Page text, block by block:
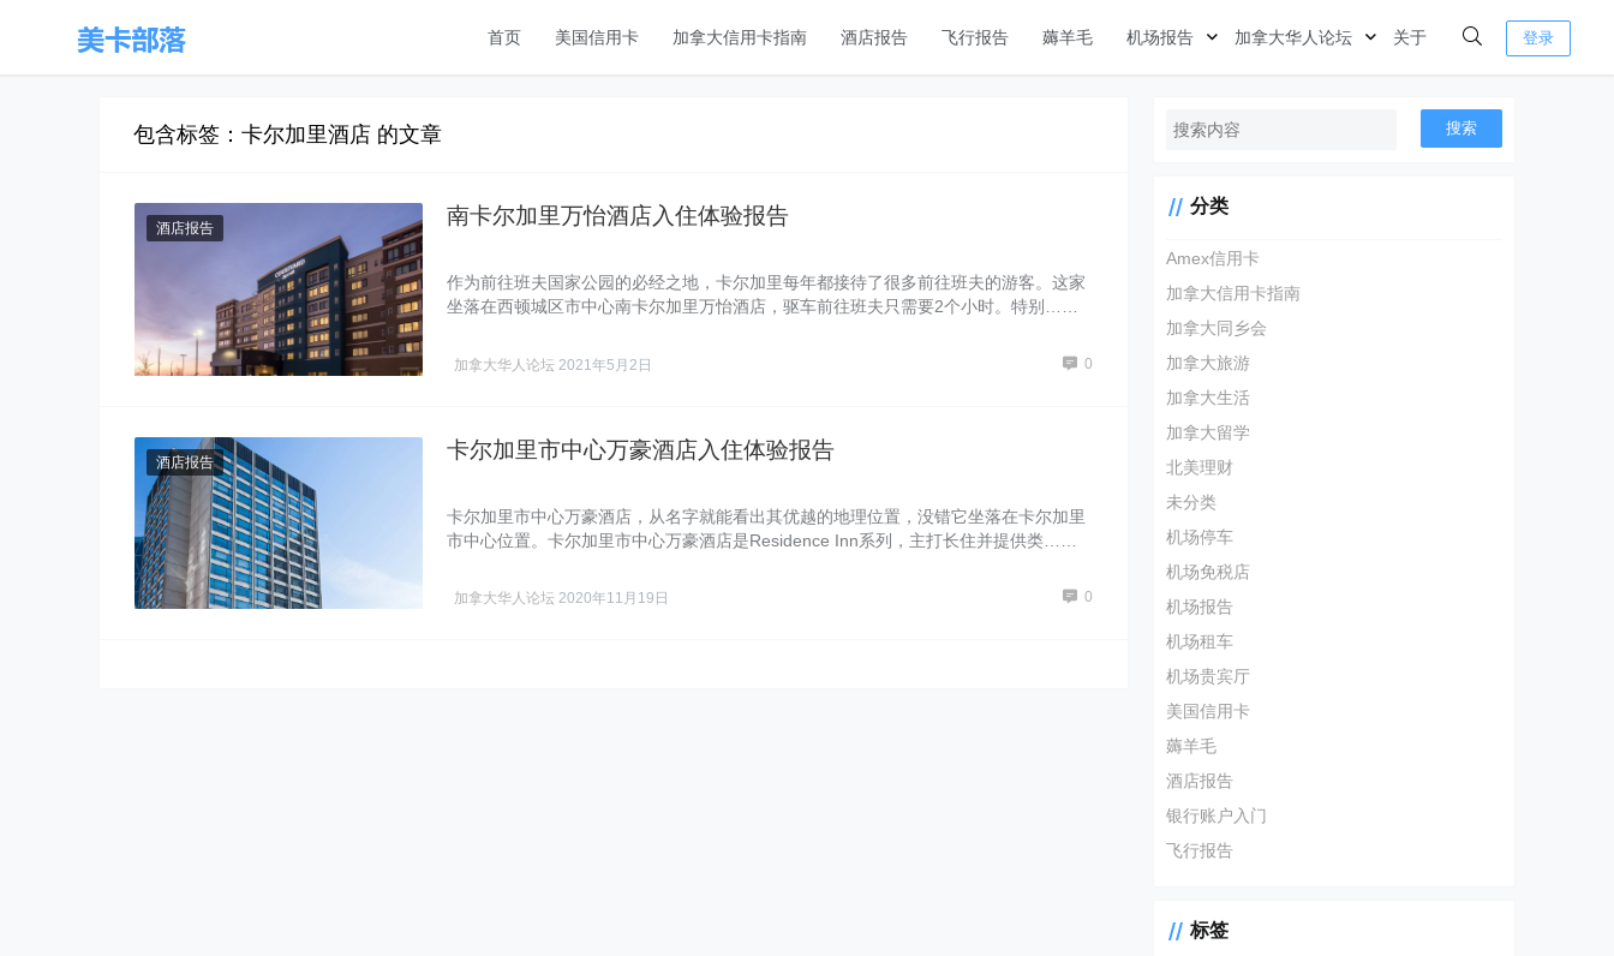
首页 美国信用卡 加拿大信用卡指南 酒店报告 飞行报告 薅羊毛 机场报告 加拿大华人论坛 关于 登录
包含标签：卡尔加里酒店 的文章
酒店报告 南卡尔加里万怡酒店入住体验报告
作为前往班夫国家公园的必经之地，卡尔加里每年都接待了很多前往班夫的游客。这家
坐落在西顿城区市中心南卡尔加里万怡酒店，驱车前往班夫只需要2个小时。特别……
加拿大华人论坛 2021年5月2日 0
酒店报告 卡尔加里市中心万豪酒店入住体验报告
卡尔加里市中心万豪酒店，从名字就能看出其优越的地理位置，没错它坐落在卡尔加里
市中心位置。卡尔加里市中心万豪酒店是Residence Inn系列，主打长住并提供类……
加拿大华人论坛 2020年11月19日 0
搜索
分类
Amex信用卡
加拿大信用卡指南
加拿大同乡会
加拿大旅游
加拿大生活
加拿大留学
北美理财
未分类
机场停车
机场免税店
机场报告
机场租车
机场贵宾厅
美国信用卡
薅羊毛
酒店报告
银行账户入门
飞行报告
标签